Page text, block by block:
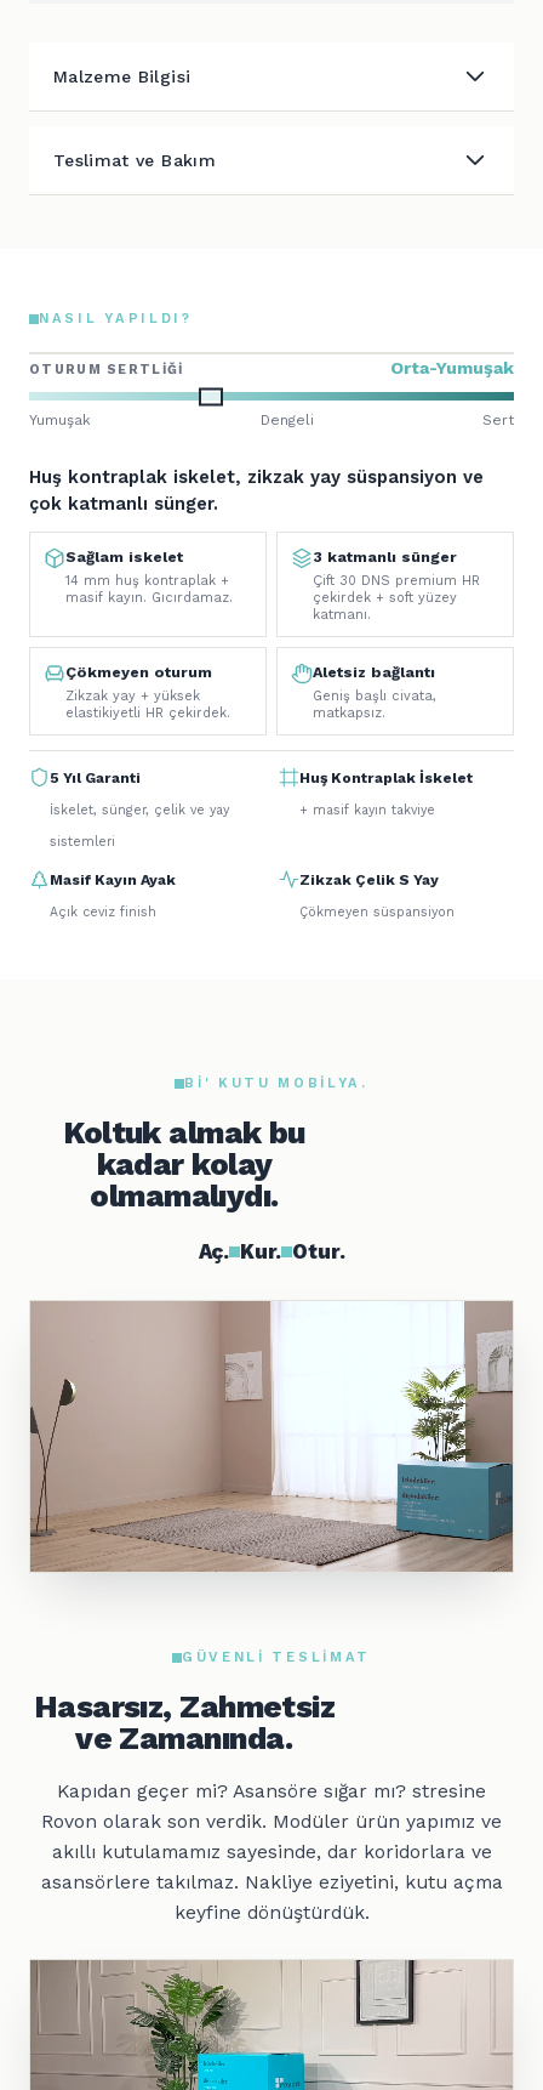
Malzeme Bilgisi
Teslimat ve Bakım
NASIL YAPILDI?
Huş kontraplak iskelet, zikzak yay süspansiyon ve
çok katmanlı sünger.
Sağlam iskelet
14 mm huş kontraplak +
masif kayın. Gıcırdamaz.
3 katmanlı sünger
Çift 30 DNS premium HR
çekirdek + soft yüzey
katmanı.
Çökmeyen oturum
Zikzak yay + yüksek
elastikiyetli HR çekirdek.
Aletsiz bağlantı
Geniş başlı civata,
matkapsız.
5 Yıl Garanti
İskelet, sünger, çelik ve yay
sistemleri
Huş Kontraplak İskelet
+ masif kayın takviye
Masif Kayın Ayak
Açık ceviz finish
Zikzak Çelik S Yay
Çökmeyen süspansiyon
OTURUM SERTLIĞI Orta-Yumuşak
Yumuşak Dengeli Sert
BI' KUTU MOBILYA.
Koltuk almak bu
kadar kolay
olmamalıydı.
Aç. Kur. Otur.
GÜVENLI TESLIMAT
Hasarsız, Zahmetsiz
ve Zamanında.
Kapıdan geçer mi? Asansöre sığar mı? stresine
Rovon olarak son verdik. Modüler ürün yapımız ve
akıllı kutulamamız sayesinde, dar koridorlara ve
asansörlere takılmaz. Nakliye eziyetini, kutu açma
keyfine dönüştürdük.